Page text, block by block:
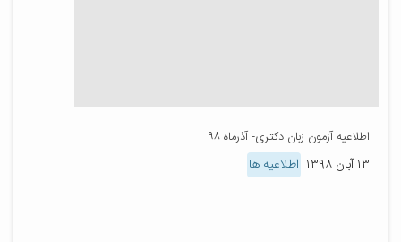
اطلاعیه آزمون زبان دکتری- آذرماه ۹۸
۱۳ آبان ۱۳۹۸ اطلاعیه ها